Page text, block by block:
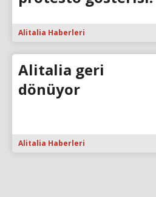
Alitalia Haberleri
Alitalia geri
dönüyor
Alitalia Haberleri